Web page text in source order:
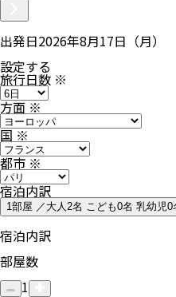
出発日2026年8月17日（月）
設定する
旅行日数 ※
方面※
国※
都市※
宿泊内訳
1部屋 ／大人2名 こども0名 乳幼児0
宿泊内訳
部屋数
1